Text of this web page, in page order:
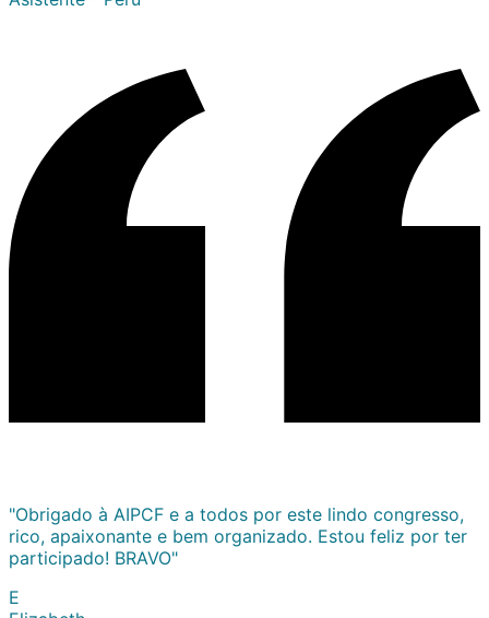
"Obrigado à AIPCF e a todos por este lindo congresso,
rico, apaixonante e bem organizado. Estou feliz por ter
participado! BRAVO"
E